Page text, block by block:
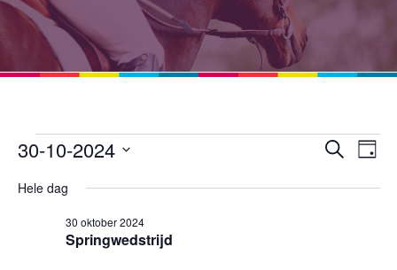
Evenementen
in
oktober
Zoeken
Dag
30-10-2024
Hele dag
Springwedstrijd
30 oktober 2024